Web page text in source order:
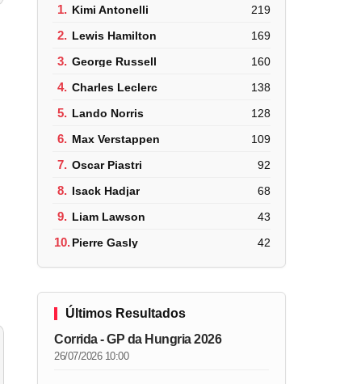
1. Kimi Antonelli 219
2. Lewis Hamilton 169
3. George Russell 160
4. Charles Leclerc 138
5. Lando Norris 128
6. Max Verstappen 109
7. Oscar Piastri 92
8. Isack Hadjar 68
9. Liam Lawson 43
10.Pierre Gasly 42
Últimos Resultados
Corrida - GP da Hungria 2026
26/07/2026 10:00